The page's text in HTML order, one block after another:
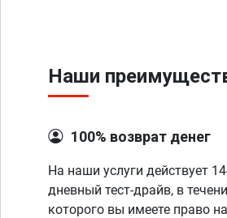
Наши
100% возврат денег
На наши услуги действует
дневный тест-драйв, в
которого вы имеете право на